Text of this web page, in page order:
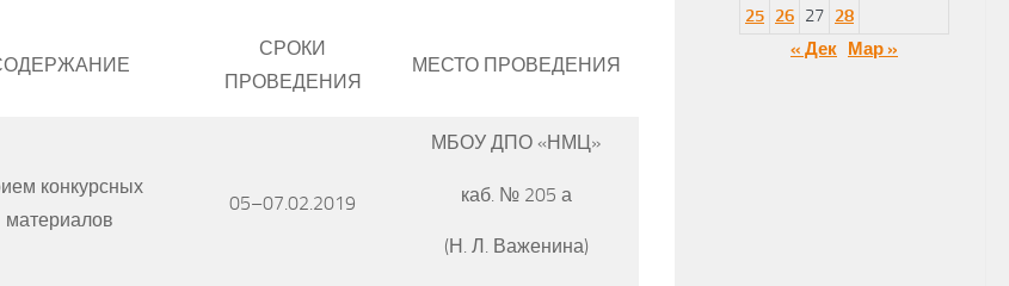
СРОКИ
ПРОВЕДЕНИЯ
МЕСТО ПРОВЕДЕНИЯ
конкурсных
материалов
05–07.02.2019
МБОУ ДПО «НМЦ»
каб. № 205 а
(Н. Л. Важенина)
25 26 27 28
« Дек Мар »